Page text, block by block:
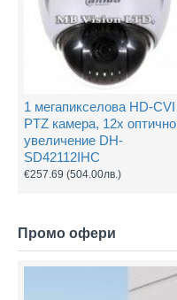
1 мегапикселова HD-CVI
PTZ камера, 12х оптично
увеличение DH-
SD42112IHC
€257.69 (504.00лв.)
Промо офери